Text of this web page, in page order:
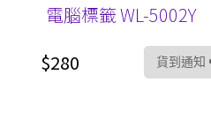
電腦標籤 WL-5002Y
$280
貨到通知